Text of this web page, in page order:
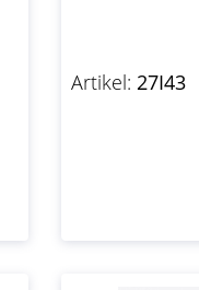
Artikel: 27I43